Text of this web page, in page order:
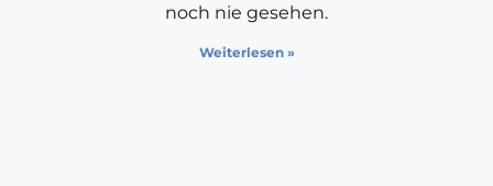
noch nie gesehen.
Weiterlesen »